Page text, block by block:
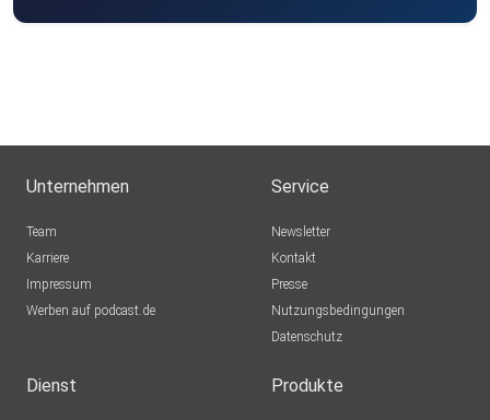
Unternehmen
Team
Karriere
Impressum
Werben auf podcast.de
Service
Newsletter
Kontakt
Presse
Nutzungsbedingungen
Datenschutz
Dienst Produkte